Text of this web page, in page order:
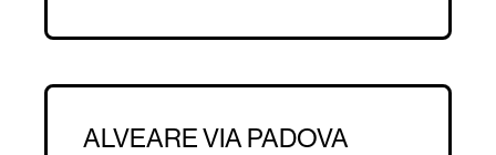
ALVEARE VIA PADOVA